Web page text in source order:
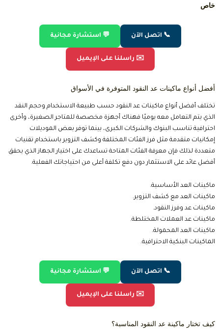
ماكينات العد المحمولة.
يعتمد اختيار أفضل أنواع ماكينات عد النقود على عدة عوامل أهمها حجم العمل
اليومي، وعدد الأوراق التي يتم عدها، ومستوى الحماية المطلوب ضد العملات
المزورة كما يجب مراعاة سرعة الجهاز وسهولة استخدامه وخدمات الصيانة
وتوفر قطع الغيار الاستثمار في ماكينة مناسبة يوفر الكثير من التكاليف
المستقبلية ويضمن استمرارية العمل بكفاءة دون توقف.
تحديد حجم الاستخدام اليومي.
اختيار سرعة العد المناسبة.
التأكد من وجود خاصية كشف التزوير.
اختيار ماكينة تدعم العملات المطلوبة.
توافر الضمان وخدمة الصيانة.
سهولة التشغيل والتنظيف.
اقراء المزيد عن :
أفضل أنواع ماكينات عد النقود وكشف التزوير في مصر
GLORY 9100 بسعر مميز